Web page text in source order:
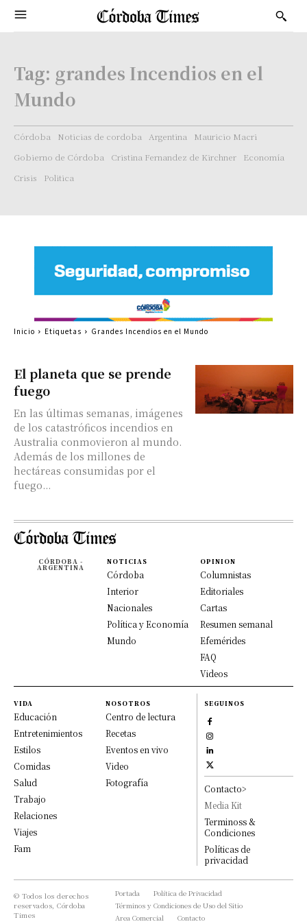
Tag: grandes Incendios en el
Mundo
Córdoba Noticias de cordoba Argentina
Mauricio Macri
Gobierno de Córdoba
Cristina Fernandez de Kirchner
Economía
Crisis
Politica
El planeta que se prende
fuego
En las últimas semanas, imágenes
de los catastróficos incendios en
Australia conmovieron al mundo.
Además de los millones de
hectáreas consumidas por el
fuego...
Inicio Etiquetas Grandes Incendios en el Mundo
CÓRDOBA -
ARGENTINA
NOTICIAS
Córdoba
Interior
Nacionales
Política y Economía
Mundo
OPINION
Columnistas
Editoriales
Cartas
Resumen semanal
Efemérides
FAQ
Videos
VIDA
Educación
Entretenimientos
Estilos
Comidas
Salud
Trabajo
Relaciones
Viajes
Fam
NOSOTROS
Centro de lectura
Recetas
Eventos en vivo
Video
Fotografía
SEGUINOS
Contacto>
Media Kit
Terminoss &
Condiciones
Políticas de
privacidad
© Todos los derechos
reservados, Córdoba
Times
Portada
Política de Privacidad
Términos y Condiciones de Uso del Sitio
Area Comercial
Contacto